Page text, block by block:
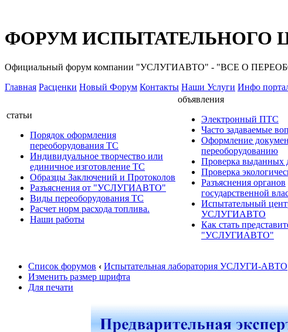
ФОРУМ ИСПЫТАТЕЛЬНОГО
Официальный форум компании "УСЛУГИАВТО" - "ВСЕ О
Главная Расценки Новый Форум Контакты Наши Услуги Инфо
статьи
Порядок оформления
переоборудования ТС
Индивидуальное творчество или
единичное изготовление ТС
Образцы Заключений и Протоколов
Разъяснения от "УСЛУГИАВТО"
Виды переоборудования ТС
Расчет норм расхода топлива.
Наши работы
объявления
Электронный ПТС
Часто задаваемые
Оформление
переоборудованию
Проверка выданных
Проверка
Разъяснения органов
государственной
Испытательный
УСЛУГИАВТО
Как стать
"УСЛУГИАВТО"
Список форумов ‹ Испытательная лаборатория УСЛУГИ-АВТО
Изменить размер шрифта
Для печати